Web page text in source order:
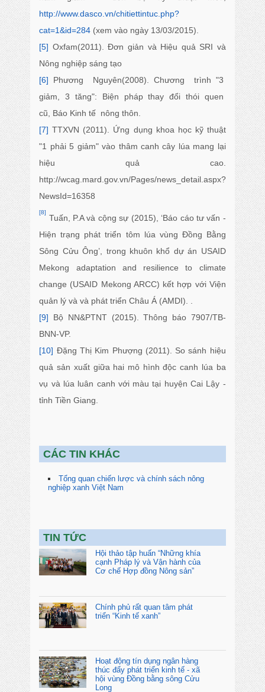
http://www.dasco.vn/chitiettintuc.php?
cat=1&id=284 (xem vào ngày 13/03/2015).
[5] Oxfam(2011). Đơn giản và Hiệu quả SRI và
Nông nghiệp sáng tạo
[6] Phương Nguyên(2008). Chương trình "3
giảm, 3 tăng": Biện pháp thay đổi thói quen
cũ, Báo Kinh tế nông thôn.
[7] TTXVN (2011). Ứng dụng khoa học kỹ thuật
"1 phải 5 giảm" vào thâm canh cây lúa mang lại
hiệu quả cao.
http://wcag.mard.gov.vn/Pages/news_detail.aspx?
NewsId=16358
[8]
Tuấn, P.A và cộng sự (2015), ‘Báo cáo tư vấn -
Hiện trạng phát triển tôm lúa vùng Đồng Bằng
Sông Cửu Ông’, trong khuôn khổ dự án USAID
Mekong adaptation and resilience to climate
change (USAID Mekong ARCC) kết hợp với Viện
quản lý và và phát triển Châu Á (AMDI). .
[9] Bộ NN&PTNT (2015). Thông báo 7907/TB-
BNN-VP.
[10] Đặng Thị Kim Phượng (2011). So sánh hiệu
quả sản xuất giữa hai mô hình độc canh lúa ba
vụ và lúa luân canh với màu tại huyện Cai Lậy -
tỉnh Tiền Giang.
CÁC TIN KHÁC
Tổng quan chiến lược và chính sách nông
nghiệp xanh Việt Nam
TIN TỨC
Hội thảo tập huấn “Những khía
cạnh Pháp lý và Vận hành của
Cơ chế Hợp đồng Nông sản”
Chính phủ rất quan tâm phát
triển “Kinh tế xanh”
Hoạt động tín dụng ngân hàng
thúc đẩy phát triển kinh tế - xã
hội vùng Đồng bằng sông Cửu
Long